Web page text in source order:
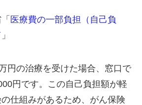
医療費の一部負担（自己負
」
円の治療を受けた場合、窓口で
円です。この自己負担額が軽
仕組みがあるため、がん保険